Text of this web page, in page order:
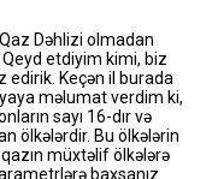
Dəhlizi olmadan
Qeyd etdiyim kimi, biz
edirik. Keçən il burada
məlumat verdim ki,
sayı 16-dır və
ölkələrdir. Bu ölkələrin
müxtəlif ölkələrə
baxsanız